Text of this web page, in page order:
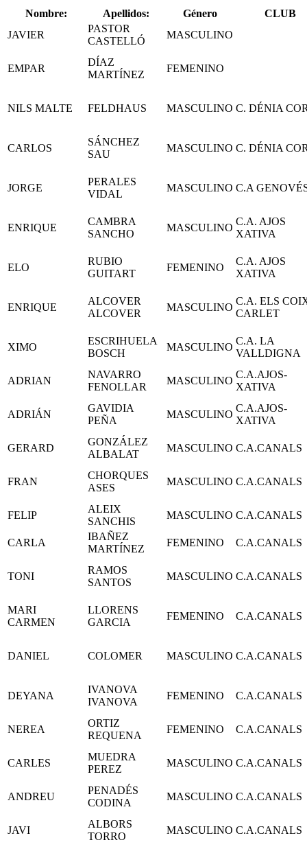
Nombre: Apellidos: Género
CLUB
JAVIER
PASTOR
CASTELLÓ
MASCULINO
EMPAR
DÍAZ
MARTÍNEZ
FEMENINO
NILS MALTE FELDHAUS MASCULINO C. DÉNIA
CARLOS
SÁNCHEZ
SAU
MASCULINO C. DÉNIA
JORGE
PERALES
VIDAL
MASCULINO C.A
ENRIQUE
CAMBRA
SANCHO
MASCULINO
C.A. AJOS
XATIVA
ELO
RUBIO
GUITART
FEMENINO
C.A. AJOS
XATIVA
ENRIQUE
ALCOVER
ALCOVER
MASCULINO
C.A. ELS
CARLET
XIMO
ESCRIHUELA
BOSCH
MASCULINO
C.A. LA
VALLDIGNA
ADRIAN
NAVARRO
FENOLLAR
MASCULINO
C.A.AJOS-
XATIVA
ADRIÁN
GAVIDIA
PEÑA
MASCULINO
C.A.AJOS-
XATIVA
GERARD
GONZÁLEZ
ALBALAT
MASCULINO C.A.CANALS
FRAN
CHORQUES
ASES
MASCULINO C.A.CANALS
FELIP
ALEIX
SANCHIS
MASCULINO C.A.CANALS
CARLA
IBAÑEZ
MARTÍNEZ
FEMENINO C.A.CANALS
TONI
RAMOS
SANTOS
MASCULINO C.A.CANALS
MARI
CARMEN
LLORENS
GARCIA
FEMENINO C.A.CANALS
DANIEL COLOMER MASCULINO C.A.CANALS
DEYANA
IVANOVA
IVANOVA
FEMENINO C.A.CANALS
NEREA
ORTIZ
REQUENA
FEMENINO C.A.CANALS
CARLES
MUEDRA
PEREZ
MASCULINO C.A.CANALS
ANDREU
PENADÉS
CODINA
MASCULINO C.A.CANALS
JAVI
ALBORS
TORRO
MASCULINO C.A.CANALS